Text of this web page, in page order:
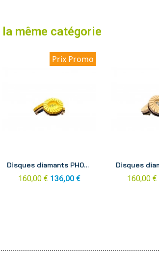
même catégorie
Prix Promo
Disques diamants PH06 pro 100mm grain 400 (x3)
160,00 € 136,00 € 160,00 €